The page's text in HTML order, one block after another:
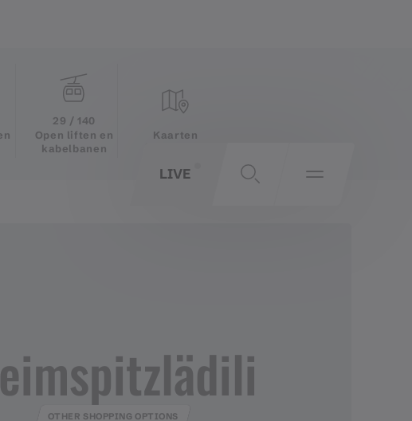
LIVE
29 / 140
Open liften en
kabelbanen
Kaarten
OTHER SHOPPING OPTIONS